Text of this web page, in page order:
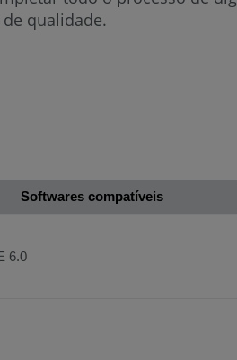
qualidade.
Softwares compatíveis
6.0